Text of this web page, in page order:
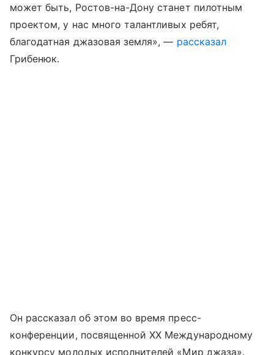
может быть, Ростов-на-Дону станет пилотным
проектом, у нас много талантливых ребят,
благодатная джазовая земля», — рассказал
Грибенюк.
Он рассказал об этом во время пресс-
конференции, посвященной ХХ Международному
конкурсу молодых исполнителей «Мир джаза».